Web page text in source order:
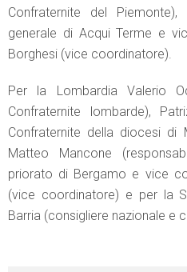
Confraternite del
generale di Acqui Terme e
Borghesi (vice coordinatore).
Per la Lombardia Valerio
Confraternite lombarde),
Confraternite della diocesi di
Matteo Mancone
priorato di Bergamo e vice
(vice coordinatore) e per la
Barria (consigliere nazionale e